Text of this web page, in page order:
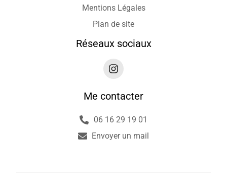
Mentions Légales
Plan de site
Réseaux sociaux
Me contacter
06 16 29 19 01
Envoyer un mail